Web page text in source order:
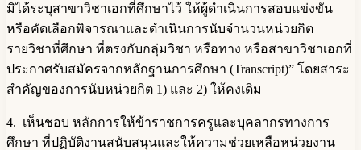
มิได้ระบุสาขาวิชาเอกที่ศึกษาไว้ ให้ผู้ดำเนินการสอบแข่งขัน
หรือคัดเลือกพิจารณาและดำเนินการนับจำนวนหน่วยกิต
รายวิชาที่ศึกษา ที่ตรงกับกลุ่มวิชา หรือทาง หรือสาขาวิชาเอกที่
ประกาศรับสมัครจากหลักฐานการศึกษา (Transcript)” โดยสาระ
สำคัญของการนับหน่วยกิต 1) และ 2) ให้คงเดิม
4. เห็นชอบ หลักการให้ข้าราชการครูและบุคลากรทางการ
ศึกษา ที่ปฏิบัติงานสนับสนุนและให้ความช่วยเหลือหน่วยงาน